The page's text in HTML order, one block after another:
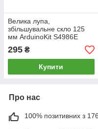
Велика лупа,
збільшувальне скло 125
мм ArduinoKit S4986E
295 ₴
Купити
Про нас
100% позитивних з